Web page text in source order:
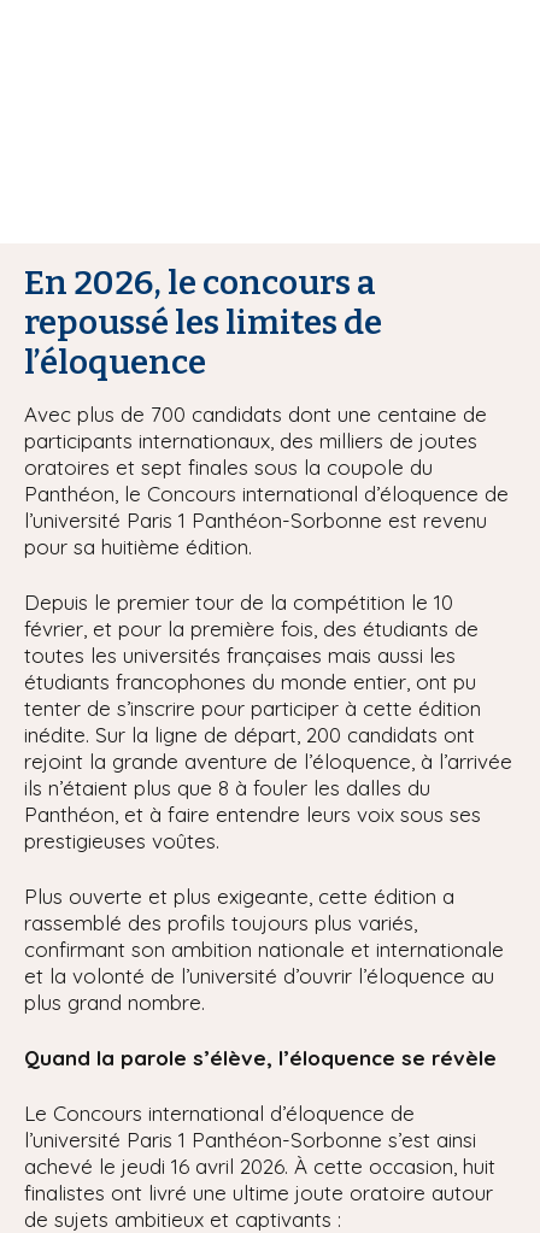
En 2026, le concours a
repoussé les limites de
l’éloquence
Avec plus de 700 candidats dont une centaine de
participants internationaux, des milliers de joutes
oratoires et sept finales sous la coupole du
Panthéon, le Concours international d’éloquence de
l’université Paris 1 Panthéon-Sorbonne est revenu
pour sa huitième édition.
Depuis le premier tour de la compétition le 10
février, et pour la première fois, des étudiants de
toutes les universités françaises mais aussi les
étudiants francophones du monde entier, ont pu
tenter de s’inscrire pour participer à cette édition
inédite. Sur la ligne de départ, 200 candidats ont
rejoint la grande aventure de l’éloquence, à l’arrivée
ils n’étaient plus que 8 à fouler les dalles du
Panthéon, et à faire entendre leurs voix sous ses
prestigieuses voûtes.
Plus ouverte et plus exigeante, cette édition a
rassemblé des profils toujours plus variés,
confirmant son ambition nationale et internationale
et la volonté de l’université d’ouvrir l’éloquence au
plus grand nombre.
Quand la parole s’élève, l’éloquence se révèle
Le Concours international d’éloquence de
l’université Paris 1 Panthéon-Sorbonne s’est ainsi
achevé le jeudi 16 avril 2026. À cette occasion, huit
finalistes ont livré une ultime joute oratoire autour
de sujets ambitieux et captivants :